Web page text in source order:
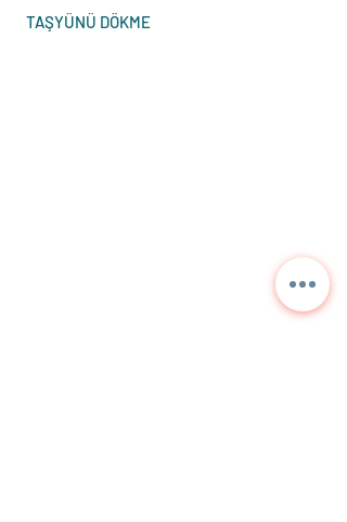
TAŞYÜNÜ DÖKME